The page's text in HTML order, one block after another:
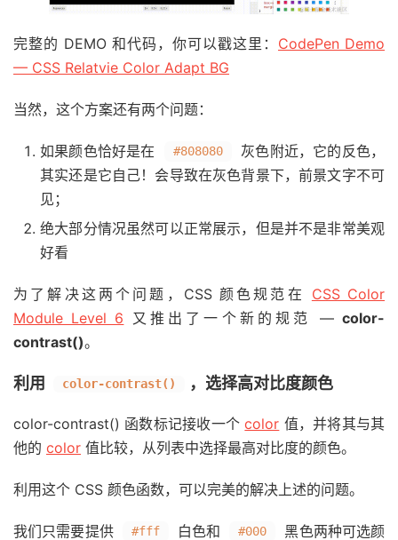
完整的 DEMO 和代码，你可以戳这里： CodePen Demo
— CSS Relatvie Color Adapt BG
当然，这个方案还有两个问题：
如果颜色恰好是在 #808080
灰色附近，它的反色，
其实还是它自己！会导致在灰色背景下，前景文字不可
见；
绝大部分情况虽然可以正常展示，但是并不是非常美观
好看
为了解决这两个问题，CSS 颜色规范在 CSS Color
Module Level 6 又推出了一个新的规范 —color-
contrast()。
利用 color-contrast() ，选择高对比度颜色
color-contrast() 函数标记接收一个color 值，并将其与其
他的 color 值比较，从列表中选择最高对比度的颜色。
利用这个 CSS 颜色函数，可以完美的解决上述的问题。
我们只需要提供 #fff 白色和 #000
黑色两种可选颜